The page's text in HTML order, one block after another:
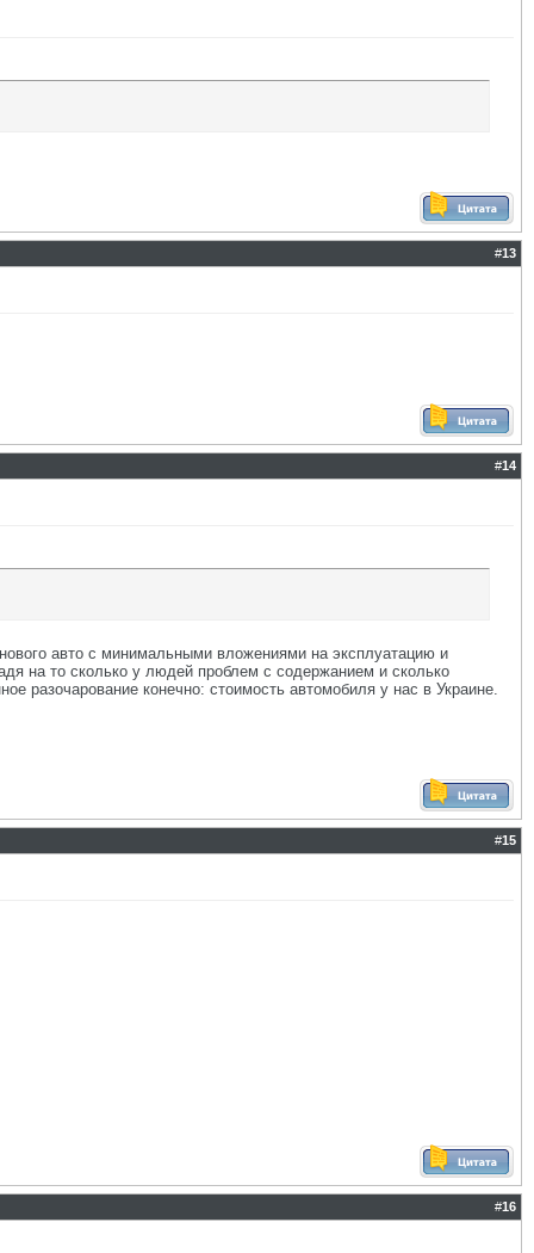
#13
#14
авто с минимальными вложениями на эксплуатацию и
на то сколько у людей проблем с содержанием и сколько
разочарование конечно: стоимость автомобиля у нас в Украине.
#15
#16